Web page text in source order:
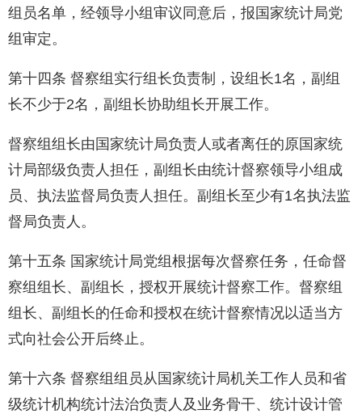
组员名单，经领导小组审议同意后，报国家统计局党
组审定。
第十四条 督察组实行组长负责制，设组长1名，副组
长不少于2名，副组长协助组长开展工作。
督察组组长由国家统计局负责人或者离任的原国家统
计局部级负责人担任，副组长由统计督察领导小组成
员、执法监督局负责人担任。副组长至少有1名执法监
督局负责人。
第十五条 国家统计局党组根据每次督察任务，任命督
察组组长、副组长，授权开展统计督察工作。督察组
组长、副组长的任命和授权在统计督察情况以适当方
式向社会公开后终止。
第十六条 督察组组员从国家统计局机关工作人员和省
级统计机构统计法治负责人及业务骨干、统计设计管